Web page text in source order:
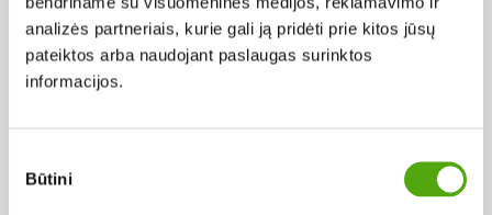
analizės partneriais, kurie gali ją pridėti prie kitos jūsų
pateiktos arba naudojant paslaugas surinktos
informacijos.
pasirinkimas
Būtini
Metai:
1984
Scenarijaus autoriai: